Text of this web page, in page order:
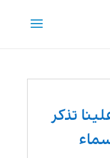
تذكر